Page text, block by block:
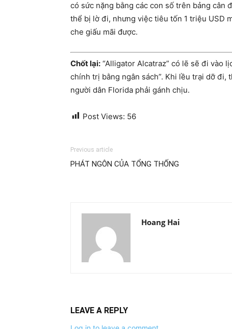
có sức nặng bằng các con số trên bảng cân
thể bị lờ đi, nhưng việc tiêu tốn 1 triệu USD
che giấu mãi được.
Chốt lại: “Alligator Alcatraz” có lẽ sẽ đi vào
chính trị bằng ngân sách”. Khi lều trại dỡ
người dân Florida phải gánh chịu.
Post Views: 56
Previous article
PHÁT NGÔN CỦA TỔNG THỐNG
Hoang Hai
LEAVE A REPLY